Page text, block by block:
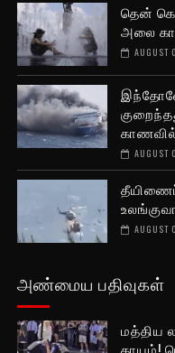
தென்
அலை
அண்மைய பதிவுகள்
மத்திய
காயம்!